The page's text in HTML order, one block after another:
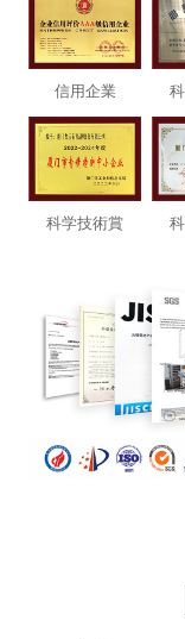
信用企業 科
科学技術賞